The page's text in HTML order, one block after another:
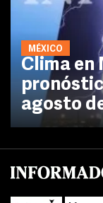
MÉXICO
Clima en
agosto